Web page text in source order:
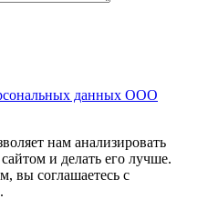
данных ООО
нам анализировать
и делать его лучше.
вы соглашаетесь с
.